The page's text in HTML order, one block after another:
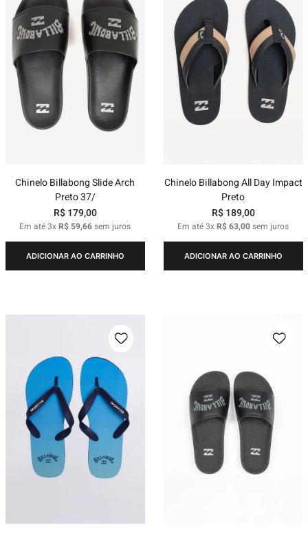
Chinelo Billabong Slide Arch
Preto 37/
R$ 179,00
Em até3xR$ 59,66sem juros
ADICIONAR AO CARRINHO
Chinelo Billabong All Day Impact
Preto
R$ 189,00
Em até3xR$63,00sem juros
ADICIONAR AO CARRINHO